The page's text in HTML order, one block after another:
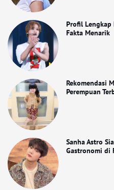
Profil Lengkap
Fakta Menarik
Rekomendasi
Perempuan
Sanha Astro
Gastronomi di